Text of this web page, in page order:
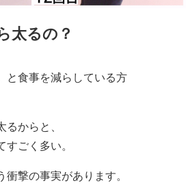
太るの？
と食事を減らしている方
からと、
ごく多い。
撃の事実があります。